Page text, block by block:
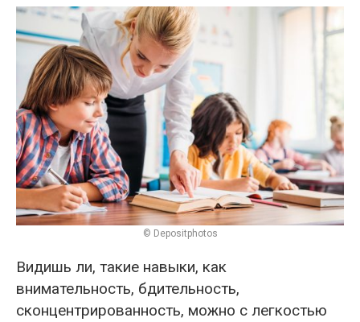
© Depositphotos
Видишь ли, такие навыки, как
внимательность, бдительность,
сконцентрированность, можно с легкостью